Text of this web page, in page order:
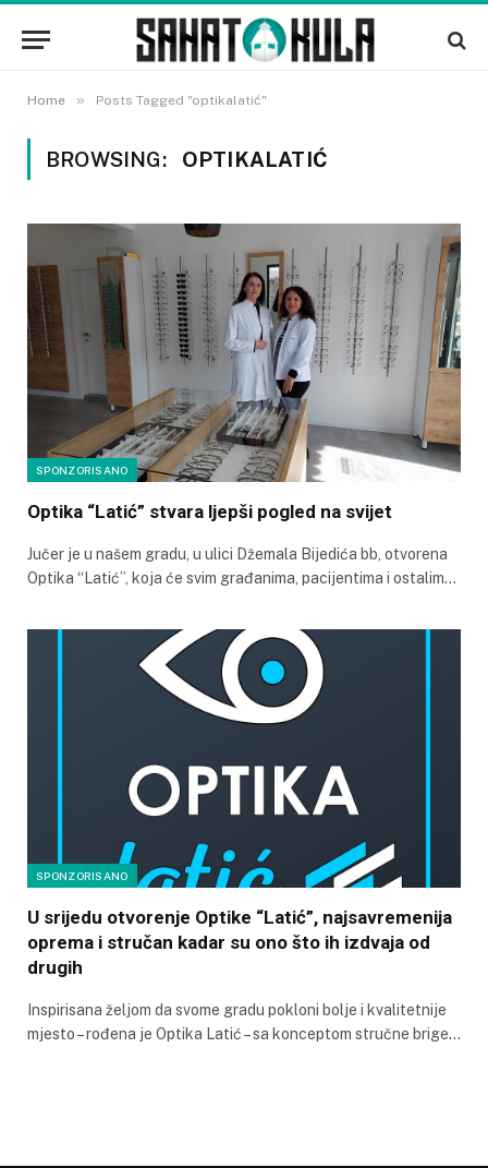
Home » Posts Tagged "optikalatić"
BROWSING: OPTIKALATIĆ
SPONZORISANO
Optika “Latić” stvara ljepši pogled na svijet
Jučer je u našem gradu, u ulici Džemala Bijedića bb, otvorena
Optika “Latić”, koja će svim građanima, pacijentima i ostalim…
SPONZORISANO
U srijedu otvorenje Optike “Latić”, najsavremenija
oprema i stručan kadar su ono što ih izdvaja od
drugih
Inspirisana željom da svome gradu pokloni bolje i kvalitetnije
mjesto – rođena je Optika Latić – sa konceptom stručne brige…